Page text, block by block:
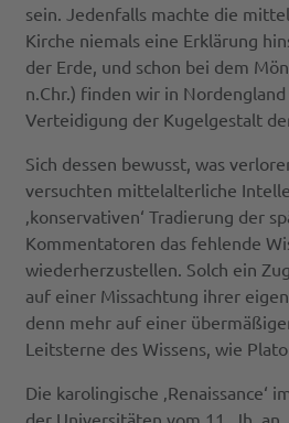
sein. Jedenfalls machte die
Kirche niemals eine Erklärung
der Erde, und schon bei dem
n.Chr.) finden wir in
Verteidigung der Kugelgestalt
Sich dessen bewusst, was
versuchten mittelalterliche
‚konservativen‘ Tradierung der
Kommentatoren das fehlende
wiederherzustellen. Solch ein
auf einer Missachtung ihrer
denn mehr auf einer
Leitsterne des Wissens, wie
Die karolingische ‚Renaissance‘